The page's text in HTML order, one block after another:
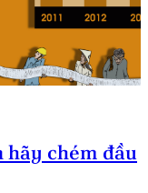
hãy chém đầu